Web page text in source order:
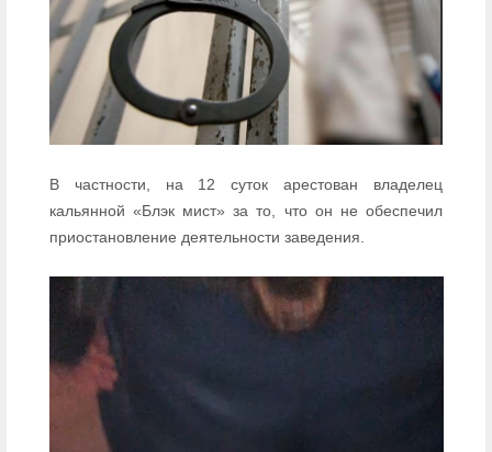
В частности, на 12 суток арестован владелец
кальянной «Блэк мист» за то, что он не обеспечил
приостановление деятельности заведения.